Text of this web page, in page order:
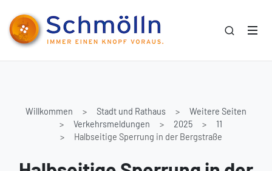
Willkommen Stadt und Rathaus
Weitere Seiten
Verkehrsmeldungen
2025
11
Halbseitige Sperrung in der Bergstraße